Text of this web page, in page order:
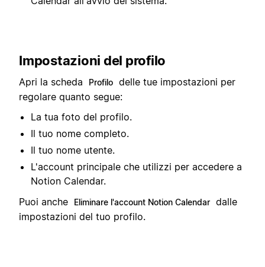
Impostazioni del profilo
Apri la scheda Profilo delle tue impostazioni per
regolare quanto segue:
La tua foto del profilo.
Il tuo nome completo.
Il tuo nome utente.
L'account principale che utilizzi per accedere a
Notion Calendar.
Puoi anche
Eliminare l'account Notion Calendar dalle
impostazioni del tuo profilo.